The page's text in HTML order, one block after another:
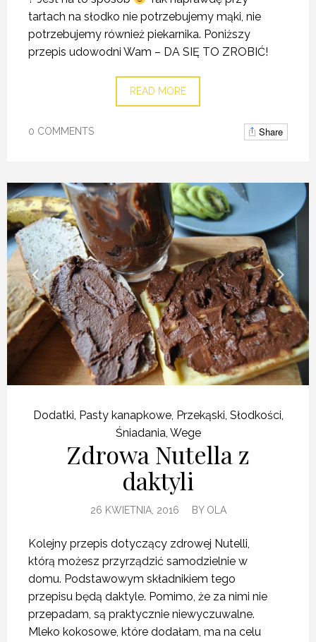
tartach na słodko nie potrzebujemy mąki, nie
potrzebujemy również piekarnika. Poniższy
przepis udowodni Wam – DA SIĘ TO ZROBIĆ!
READ MORE
0 COMMENTS Share
Dodatki, Pasty kanapkowe, Przekąski, Słodkości,
Śniadania, Wege
Zdrowa Nutella z
daktyli
26 KWIETNIA, 2016 BY OLA
Kolejny przepis dotyczący zdrowej Nutelli,
którą możesz przyrządzić samodzielnie w
domu. Podstawowym składnikiem tego
przepisu będą daktyle. Pomimo, że za nimi nie
przepadam, są praktycznie niewyczuwalne.
Mleko kokosowe, które dodałam, ma na celu